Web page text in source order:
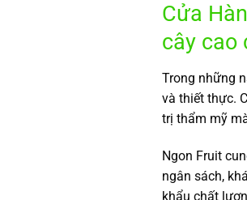
Cửa
cây cao
Trong những
và thiết thực.
trị thẩm mỹ
Ngon Fruit
ngân sách,
khẩu chất